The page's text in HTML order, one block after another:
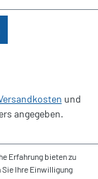
und
angegeben.
Erfahrung bieten zu
Sie Ihre Einwilligung